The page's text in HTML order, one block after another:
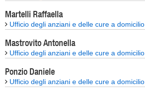
Martelli Raffaella
Ufficio degli anziani e delle cure a domicilio
Mastrovito Antonella
Ufficio degli anziani e delle cure a domicilio
Ponzio Daniele
Ufficio degli anziani e delle cure a domicilio